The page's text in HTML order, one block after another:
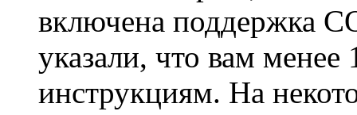
включена поддержка
указали, что вам
инструкциям. На